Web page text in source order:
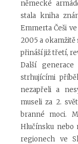
německé
stala kniha
Emmerta Češi
2005 a
přináší již třetí,
Další
strhujícími
nezapřeli a
museli za 2.
branné moci.
Hlučínsku nebo
regionech ve